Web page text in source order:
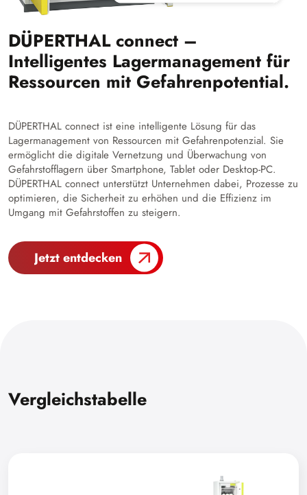
DÜPERTHAL connect –
Intelligentes Lagermanagement für
Ressourcen mit Gefahrenpotential.
DÜPERTHAL connect ist eine intelligente Lösung für das
Lagermanagement von Ressourcen mit Gefahrenpotenzial. Sie
ermöglicht die digitale Vernetzung und Überwachung von
Gefahrstofflagern über Smartphone, Tablet oder Desktop-PC.
DÜPERTHAL connect unterstützt Unternehmen dabei, Prozesse zu
optimieren, die Sicherheit zu erhöhen und die Effizienz im
Umgang mit Gefahrstoffen zu steigern.
Jetzt entdecken
Vergleichstabelle